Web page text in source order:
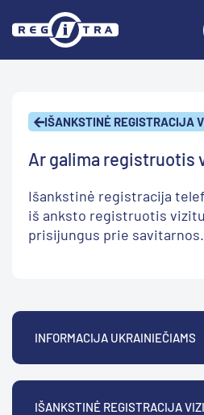
IŠANKSTINĖ REGISTRACIJA
Ar galima registruotis
Išankstinė registracija
iš anksto registruotis
prisijungus prie savitarnos.
INFORMACIJA UKRAINIEČIAMS
IŠANKSTINĖ REGISTRACIJA